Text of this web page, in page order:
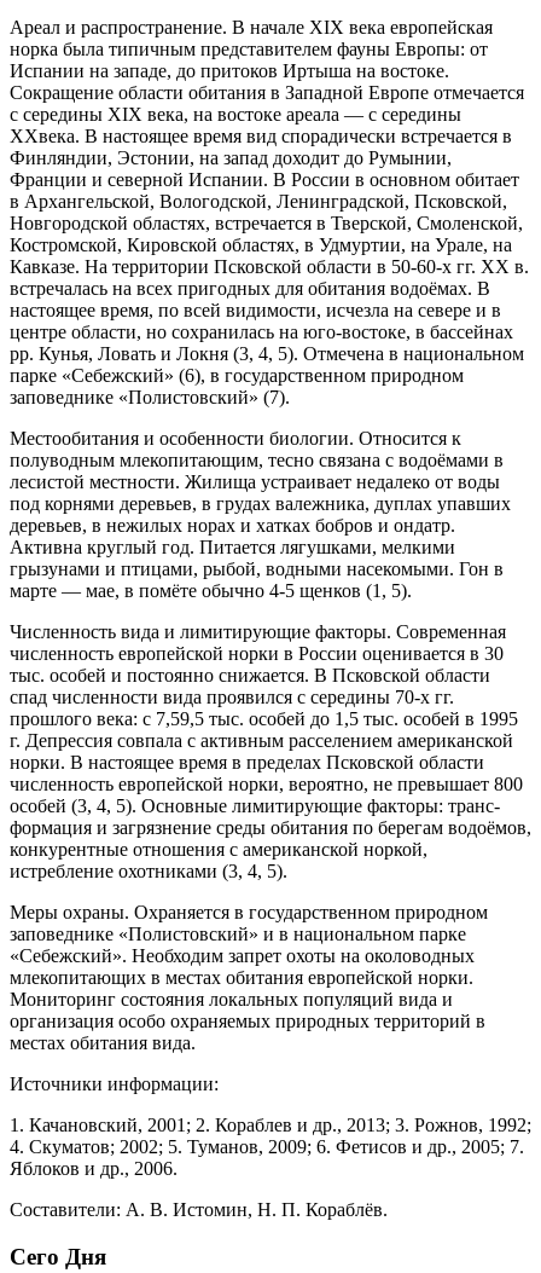
Ареал и распространение. В начале XIX века европейская
норка была типичным представителем фауны Европы: от
Испании на западе, до притоков Иртыша на востоке.
Сокращение области обитания в Западной Европе отмечается
с середины XIX века, на востоке ареала — с середины
XXвека. В настоящее время вид спорадически встречается в
Финляндии, Эстонии, на запад доходит до Румынии,
Франции и северной Испании. В России в основном обитает
в Архангельской, Вологодской, Ленинградской, Псков­ской,
Новгородской областях, встречается в Тверской, Смоленской,
Костромской, Кировской областях, в Уд­муртии, на Урале, на
Кавказе. На территории Псков­ской области в 50-60-х гг. ХХ в.
встречалась на всех пригодных для обитания водоёмах. В
настоящее вре­мя, по всей видимости, исчезла на севере и в
центре области, но сохранилась на юго-востоке, в бассейнах
рр. Кунья, Ловать и Локня (3, 4, 5). Отмечена в наци­ональном
парке «Себежский» (6), в государственном природном
заповеднике «Полистовский» (7).
Местообитания и особенности биологии. От­носится к
полуводным млекопитающим, тесно свя­зана с водоёмами в
лесистой местности. Жилища устраивает недалеко от воды
под корнями деревьев, в грудах валежника, дуплах упавших
деревьев, в не­жилых норах и хатках бобров и ондатр.
Активна кру­глый год. Питается лягушками, мелкими
грызунами и птицами, рыбой, водными насекомыми. Гон в
мар­те — мае, в помёте обычно 4-5 щенков (1, 5).
Численность вида и лимитирую­щие факторы. Со­временная
числен­ность европейской норки в России оцени­вается в 30
тыс. осо­бей и постоянно сни­жается. В Псковской области
спад числен­ности вида проявил­ся с середины 70-х гг.
прошлого века: с 7,5­9,5 тыс. особей до 1,5 тыс. особей в 1995
г. Депрессия совпала с активным расселением американской
норки. В настоящее вре­мя в пределах Псковской области
численность евро­пейской норки, вероятно, не превышает 800
особей (3, 4, 5). Основные лимитирующие факторы: транс­
формация и загрязнение среды обитания по берегам водоёмов,
конкурентные отношения с американской норкой,
истребление охотниками (3, 4, 5).
Меры охраны. Охраняется в государственном природном
заповеднике «Полистовский» и в нацио­нальном парке
«Себежский». Необходим запрет охо­ты на околоводных
млекопитающих в местах оби­тания европейской норки.
Мониторинг состояния локальных популяций вида и
организация особо ох­раняемых природных территорий в
местах обитания вида.
Источники информации:
1. Качановский, 2001; 2. Кораблев и др., 2013; 3. Рож­нов, 1992;
4. Скуматов; 2002; 5. Туманов, 2009; 6. Фетисов и др., 2005; 7.
Яблоков и др., 2006.
Составители: А. В. Истомин, Н. П. Кораблёв.
Сего Дня